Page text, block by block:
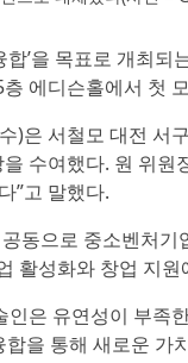
’을 목표로 개최
에디슨홀에서 첫
)은 서철모 대전 서
수여했다. 원 위
”고 말했다.
동으로 중소벤처
활성화와 창업 지
은 유연성이 부족
을 통해 새로운 가